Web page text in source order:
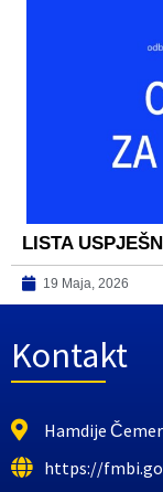
LISTA
19 Maja, 2026
Kontakt
Hamdije
https://